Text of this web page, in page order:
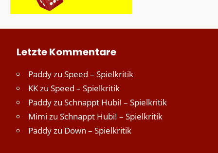
Letzte Kommentare
Paddy zu Speed – Spielkritik
KK zu Speed – Spielkritik
Paddy zu Schnappt Hubi! – Spielkritik
Mimi zu Schnappt Hubi! – Spielkritik
Paddy zu Down – Spielkritik